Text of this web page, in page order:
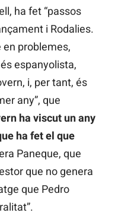
ha fet “passos
i Rodalies.
en problemes,
espanyolista,
i, per tant, és
any”, que
ha viscut un any
ha fet el que
Paneque, que
que no genera
que Pedro